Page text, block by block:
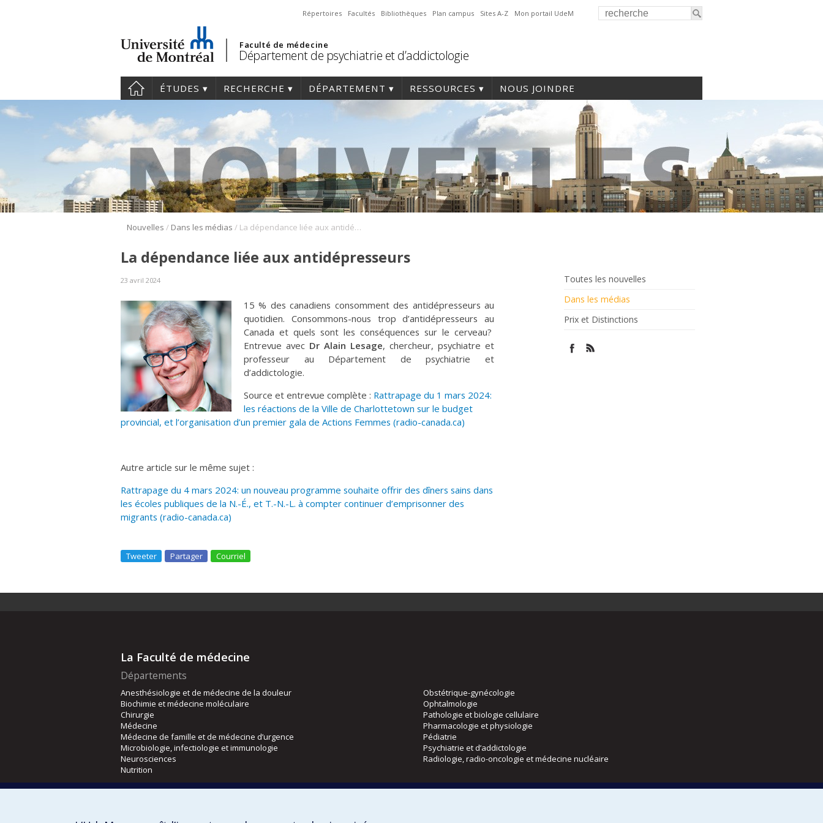
Répertoires Facultés Bibliothèques Plan campus Sites A-Z Mon portail UdeM
Faculté de médecine
Département de psychiatrie et d’addictologie
ÉTUDES RECHERCHE DÉPARTEMENT RESSOURCES NOUS JOINDRE
Nouvelles / Dans les médias / La dépendance liée aux antidépresseurs
Toutes les nouvelles
Dans les médias
Prix et Distinctions
La dépendance liée aux antidépresseurs
23 avril 2024
15 % des canadiens consomment des antidépresseurs au
quotidien. Consommons-nous trop d’antidépresseurs au
Canada et quels sont les conséquences sur le cerveau?
Entrevue avec Dr Alain Lesage, chercheur, psychiatre et
professeur au Département de psychiatrie et
d’addictologie.
Source et entrevue complète : Rattrapage du 1 mars 2024:
les réactions de la Ville de Charlottetown sur le budget
provincial, et l’organisation d’un premier gala de Actions Femmes (radio-canada.ca)
Autre article sur le même sujet :
Rattrapage du 4 mars 2024: un nouveau programme souhaite offrir des dîners sains dans
les écoles publiques de la N.-É., et T.-N.-L. à compter continuer d’emprisonner des
migrants (radio-canada.ca)
Tweeter Partager Courriel
La Faculté de médecine
Départements
Anesthésiologie et de médecine de la douleur
Biochimie et médecine moléculaire
Chirurgie
Médecine
Médecine de famille et de médecine d’urgence
Microbiologie, infectiologie et immunologie
Neurosciences
Nutrition
Obstétrique-gynécologie
Ophtalmologie
Pathologie et biologie cellulaire
Pharmacologie et physiologie
Pédiatrie
Psychiatrie et d’addictologie
Radiologie, radio-oncologie et médecine nucléaire